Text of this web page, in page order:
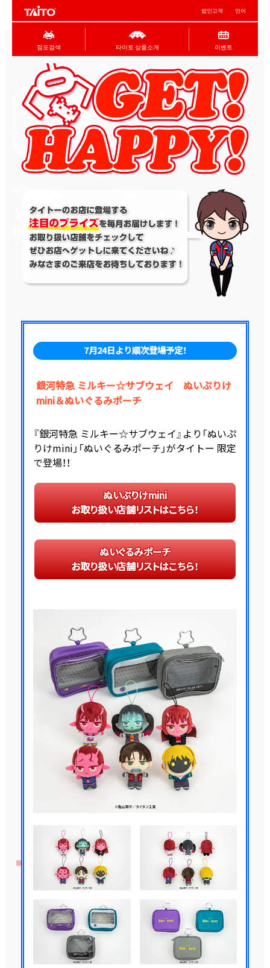
법인고객 언어
점포검색 타이토 상품소개 이벤트
7月24日より順次登場予定！
銀河特急 ミルキー☆サブウェイ ぬいぷりけ
mini＆ぬいぐるみポーチ
『銀河特急 ミルキー☆サブウェイ』より「ぬいぷ
りけmini」「ぬいぐるみポーチ」がタイトー 限定
で登場！！
ぬいぷりけmini
お取り扱い店舗リストはこちら！
ぬいぐるみポーチ
お取り扱い店舗リストはこちら！